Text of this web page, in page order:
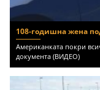
108-годишна жена
Американката покри
документа (ВИДЕО)